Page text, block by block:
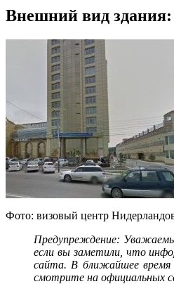
Внешний вид здания:
Фото: визовый центр
Предупреждение:
если вы заметили, что
сайта. В ближайшее время
смотрите на официальных